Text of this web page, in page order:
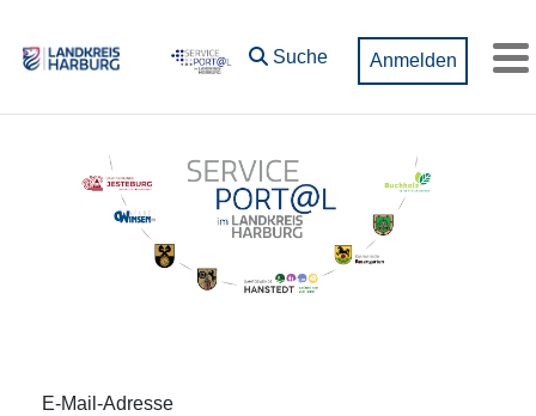
Suche Anmelden
Anmeldung
E-Mail-Adresse